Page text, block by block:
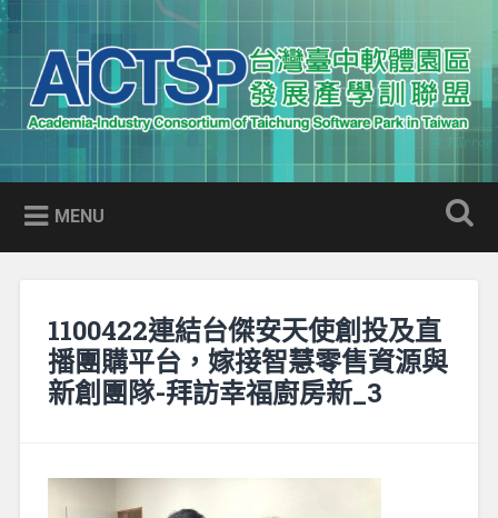
Skip
to
content
Search
AICTSP 台灣臺中軟體園區發展
產學訓聯盟
Academia-Industry Consortium of Taichung Software Park
in Taiwan
MENU
1100422連結台傑安天使創投及直
播團購平台，嫁接智慧零售資源與
新創團隊-拜訪幸福廚房新_3